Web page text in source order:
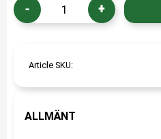
+
-
Article SKU
ALLMÄNT